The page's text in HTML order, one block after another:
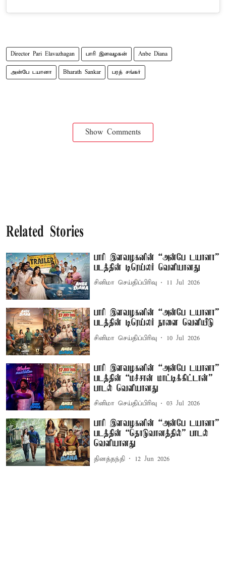
Director Pari Elavazhagan பாரி இளவழகன் Anbe Diana
அன்பே டயா​னா Bharath Sankar பரத் சங்கர்
Show Comments
Related Stories
பாரி இளவழகனின் “அன்பே டயானா”
படத்தின் டிரெய்லர் வெளியானது
சினிமா செய்திப்பிரிவு 11 Jul 2026
பாரி இளவழகனின் “அன்பே டயானா”
படத்தின் டிரெய்லர் நாளை வெளியீடு
சினிமா செய்திப்பிரிவு 10 Jul 2026
பாரி இளவழகனின் “அன்பே டயானா”
படத்தின் “மச்சான் மாட்டிக்கிட்டான்”
பாடல் வெளியானது
சினிமா செய்திப்பிரிவு 03 Jul 2026
பாரி இளவழகனின் “அன்பே டயானா”
படத்தின் “தொடுவானத்தில்” பாடல்
வெளியானது
தினத்தந்தி 12 Jun 2026